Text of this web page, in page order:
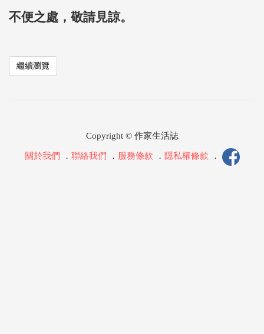
不便之處，敬請見諒。
繼續瀏覽
Copyright © 作家生活誌
關於我們 ． 聯絡我們 ． 服務條款 ． 隱私權條款 ．